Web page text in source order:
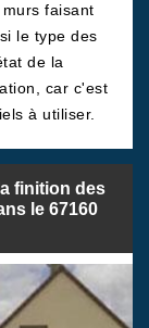
faisant
le type des
de la
car c'est
à utiliser.
finition des
le 67160